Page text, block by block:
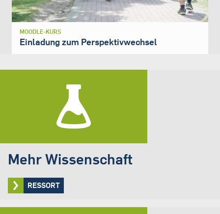
MOODLE-KURS
Einladung zum Perspektivwechsel
Mehr Wissenschaft
RESSORT